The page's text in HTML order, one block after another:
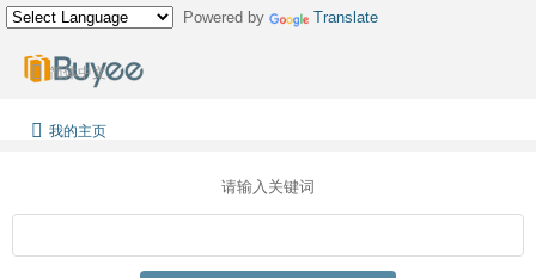
Powered by Translate
简体中文
我的主页
请输入关键词